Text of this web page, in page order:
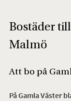
Bostäder
Malmö
Att bo på
På Gamla Väster